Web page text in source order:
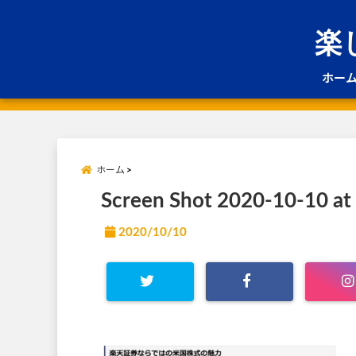
楽
ホー
ホーム
Screen Shot 2020-10-10 at
2020/10/10